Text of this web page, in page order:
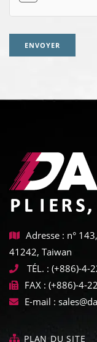
ENVOYER
Adresse : n°
41242, Taiwan
TÉL. : (+886)-4-
FAX : (+886)-4-
E-mail :
PLAN DU SITE